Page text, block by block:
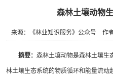
森林土壤动物
来源：《林业知识服务》公众号 作
摘要： 森林土壤动物是森林土壤生
林土壤生态系统的物质循环和能量流动